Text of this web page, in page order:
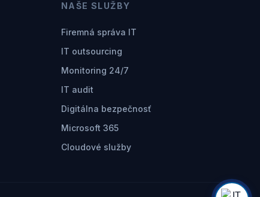
NAŠE SLUŽBY
Firemná správa IT
IT outsourcing
Monitoring 24/7
IT audit
Digitálna bezpečnosť
Microsoft 365
Cloudové služby